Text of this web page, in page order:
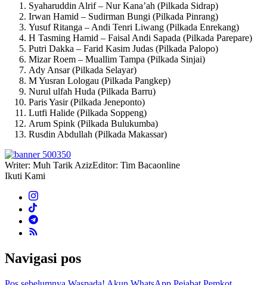
Syaharuddin Alrif – Nur Kana’ah (Pilkada Sidrap)
Irwan Hamid – Sudirman Bungi (Pilkada Pinrang)
Yusuf Ritanga – Andi Tenri Liwang (Pilkada Enrekang)
H Tasming Hamid – Faisal Andi Sapada (Pilkada Parepare)
Putri Dakka – Farid Kasim Judas (Pilkada Palopo)
Mizar Roem – Muallim Tampa (Pilkada Sinjai)
Ady Ansar (Pilkada Selayar)
M Yusran Lologau (Pilkada Pangkep)
Nurul ulfah Huda (Pilkada Barru)
Paris Yasir (Pilkada Jeneponto)
Lutfi Halide (Pilkada Soppeng)
Arum Spink (Pilkada Bulukumba)
Rusdin Abdullah (Pilkada Makassar)
Writer: Muh Tarik AzizEditor: Tim Bacaonline
Ikuti Kami
Navigasi pos